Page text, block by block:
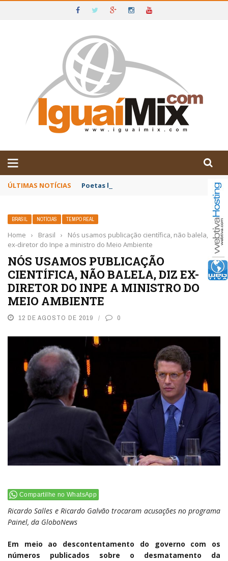
IGUAÍ E SUDOESTE DA BAHIA
ÚLTIMAS NOTÍCIAS Poetas baianos representam o Brasil no
BRASIL NOTÍCIAS TEMPO REAL
Home › Brasil ›
Nós usamos publicação científica, não balela, diz
ex-diretor do Inpe a ministro do Meio Ambiente
NÓS USAMOS PUBLICAÇÃO
CIENTÍFICA, NÃO BALELA, DIZ EX-
DIRETOR DO INPE A MINISTRO DO
MEIO AMBIENTE
12 DE AGOSTO DE 2019 0
Compartilhe no WhatsApp
Ricardo Salles e Ricardo Galvão trocaram acusações no programa
Painel, da GloboNews
Em meio ao descontentamento do governo com os
números publicados sobre o desmatamento da